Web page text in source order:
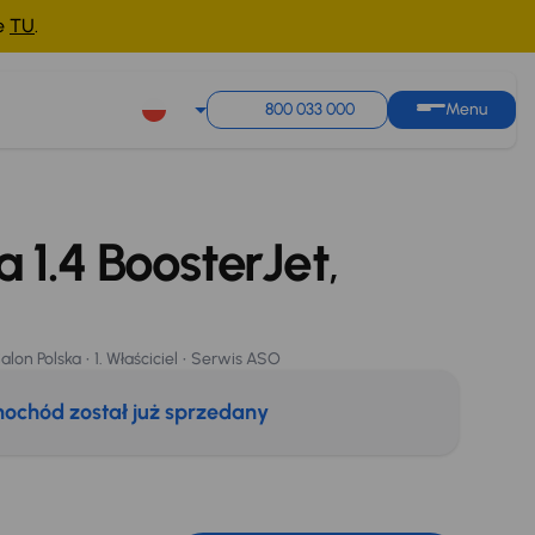
TU.
800 033 000 Menu
1.4 BoosterJet,
Polska 1. Właściciel Serwis ASO
został już sprzedany